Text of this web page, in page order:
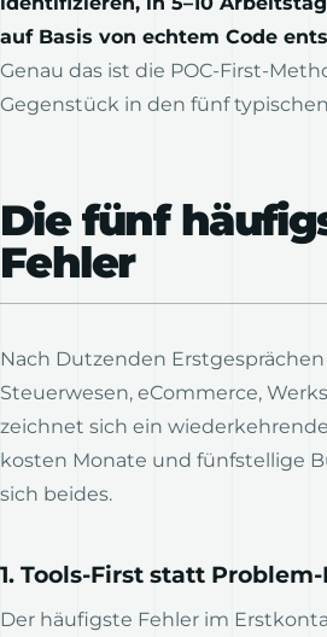
auf Basis von echtem Code
Genau das ist die POC-First-
Gegenstück in den fünf
Die fünf
Fehler
Nach Dutzenden
Steuerwesen, eCommerce,
zeichnet sich ein
kosten Monate und fünfstellige
sich beides.
1. Tools-First statt
Der häufigste Fehler im